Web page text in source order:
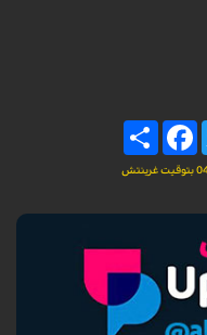
Share
Facebook